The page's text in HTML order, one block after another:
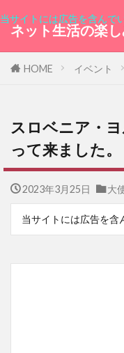
当サイトには広告を含んで
ネット生活の楽
HOME イベント
スロベニア・
って来ました。
2023年3月25日 大
当サイトには広告を含